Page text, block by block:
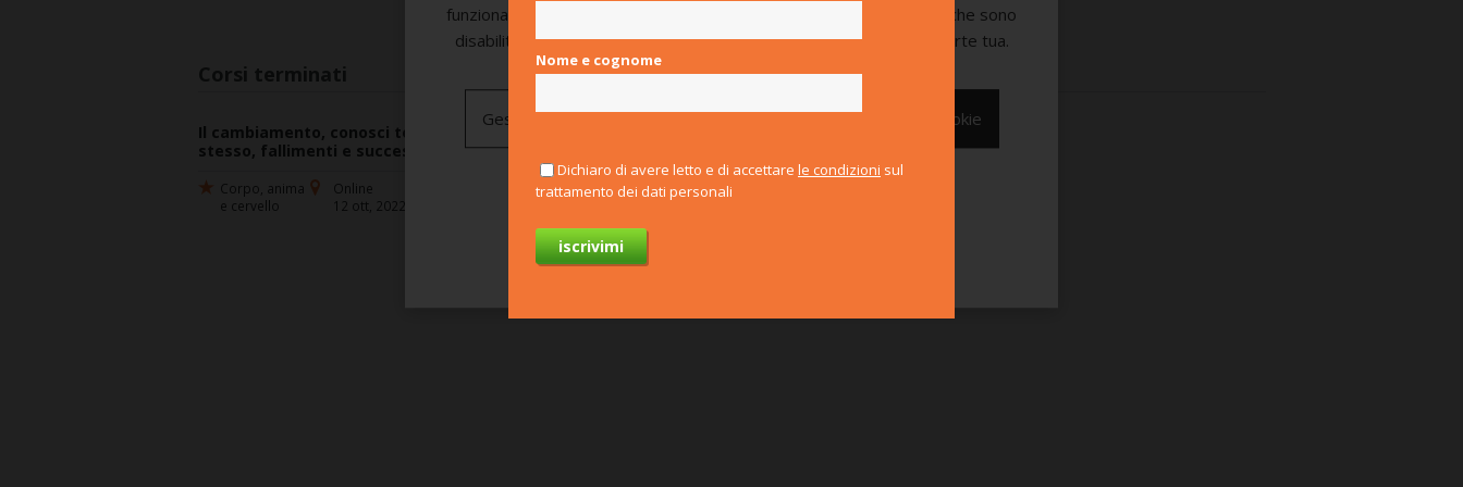
Corsi terminati
Il cambiamento, conosci te
stesso, fallimenti e successi
Corpo, anima
e cervello
Online
12 ott, 2022
Il mentoring, uno strumento
per la crescita
professionale e personale
funzionamento. Utilizza anche cookie analitici e cookie di marketing, che sono
disabilitati di default e vengono attivati solo previo consenso da parte tua.
Gestisci preferenze Nega tutti Consenti tutti i cookie
Nome e cognome
Dichiaro di avere letto e di accettare le condizioni sul
trattamento dei dati personali